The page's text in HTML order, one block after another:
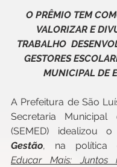
O PRÊMIO TEM
VALORIZAR E
TRABALHO
GESTORES
MUNICIPAL DE
A Prefeitura de São
Secretaria Municipal
(SEMED) idealizou o
Gestão, na política
Educar Mais: